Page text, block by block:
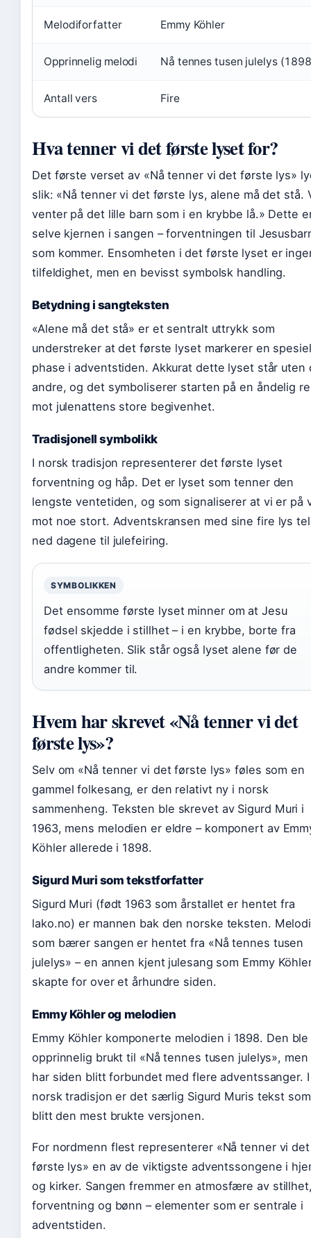
Melodiforfatter Emmy Köhler
Opprinnelig melodi Nå tennes tusen julelys
Antall vers Fire
Hva tenner vi det første lyset for?
Det første verset av «Nå tenner vi det første lys»
slik: «Nå tenner vi det første lys, alene må det stå.
venter på det lille barn som i en krybbe lå.» Dette
selve kjernen i sangen – forventningen til
som kommer. Ensomheten i det første lyset er
tilfeldighet, men en bevisst symbolsk handling.
Betydning i sangteksten
«Alene må det stå» er et sentralt uttrykk som
understreker at det første lyset markerer en
phase i adventstiden. Akkurat dette lyset står uten
andre, og det symboliserer starten på en åndelig
mot julenattens store begivenhet.
Tradisjonell symbolikk
I norsk tradisjon representerer det første lyset
forventning og håp. Det er lyset som tenner den
lengste ventetiden, og som signaliserer at vi er på
mot noe stort. Adventskransen med sine fire lys
ned dagene til julefeiring.
SYMBOLIKKEN
Det ensomme første lyset minner om at Jesu
fødsel skjedde i stillhet – i en krybbe, borte fra
offentligheten. Slik står også lyset alene før de
andre kommer til.
Hvem har skrevet «Nå tenner vi det
første lys»?
Selv om «Nå tenner vi det første lys» føles som en
gammel folkesang, er den relativt ny i norsk
sammenheng. Teksten ble skrevet av Sigurd Muri i
1963, mens melodien er eldre – komponert av
Köhler allerede i 1898.
Sigurd Muri som tekstforfatter
Sigurd Muri (født 1963 som årstallet er hentet fra
lako.no) er mannen bak den norske teksten.
som bærer sangen er hentet fra «Nå tennes tusen
julelys» – en annen kjent julesang som Emmy
skapte for over et århundre siden.
Emmy Köhler og melodien
Emmy Köhler komponerte melodien i 1898. Den ble
opprinnelig brukt til «Nå tennes tusen julelys», men
har siden blitt forbundet med flere adventssanger. I
norsk tradisjon er det særlig Sigurd Muris tekst
blitt den mest brukte versjonen.
For nordmenn flest representerer «Nå tenner vi det
første lys» en av de viktigste adventssongene i
og kirker. Sangen fremmer en atmosfære av
forventning og bønn – elementer som er sentrale i
adventstiden.